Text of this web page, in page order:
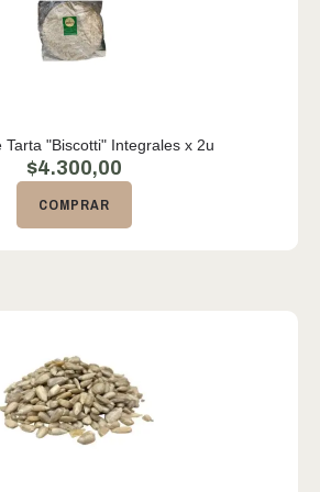
Tarta "Biscotti" Integrales x 2u
$4.300,00
COMPRAR